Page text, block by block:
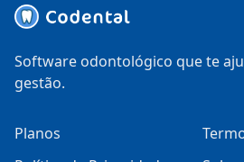
Software odontológico que te
gestão.
Planos